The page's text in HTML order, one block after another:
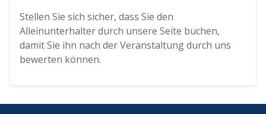
Stellen Sie sich sicher, dass Sie den
Alleinunterhalter durch unsere Seite buchen,
damit Sie ihn nach der Veranstaltung durch uns
bewerten können.